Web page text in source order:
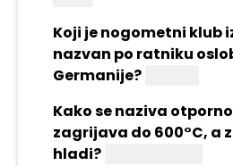
Koji je nogometni klub
nazvan po ratniku
Germanije?
Kako se naziva
zagrijava do 600°C, a
hladi?